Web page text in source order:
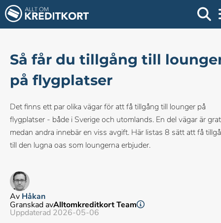
Så får du tillgång till
på flygplatser
Det finns ett par olika vägar för att få tillgång till lounger på
flygplatser - både i Sverige och utomlands. En del vägar är
medan andra innebär en viss avgift. Här listas 8 sätt att få
till den lugna oas som loungerna erbjuder.
Av Håkan
Granskad avAlltomkreditkort Team
Uppdaterad 2026-05-06